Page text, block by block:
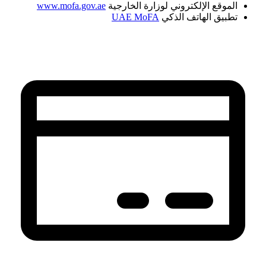
الموقع الإلكتروني لوزارة الخارجية www.mofa.gov.ae
تطبيق الهاتف الذكي UAE MoFA